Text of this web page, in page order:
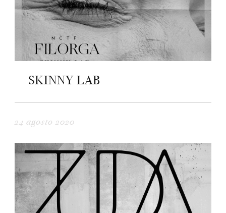
SKINNY LAB
24 agosto 2020